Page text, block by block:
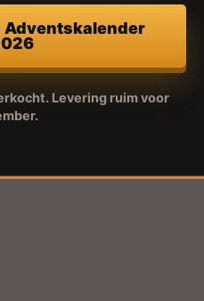
Adventskalender
Levering ruim voor